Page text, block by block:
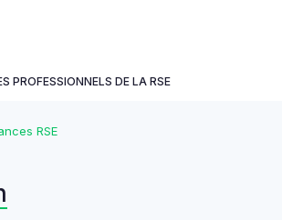
PROFESSIONNELS DE LA RSE
RSE
des cookies